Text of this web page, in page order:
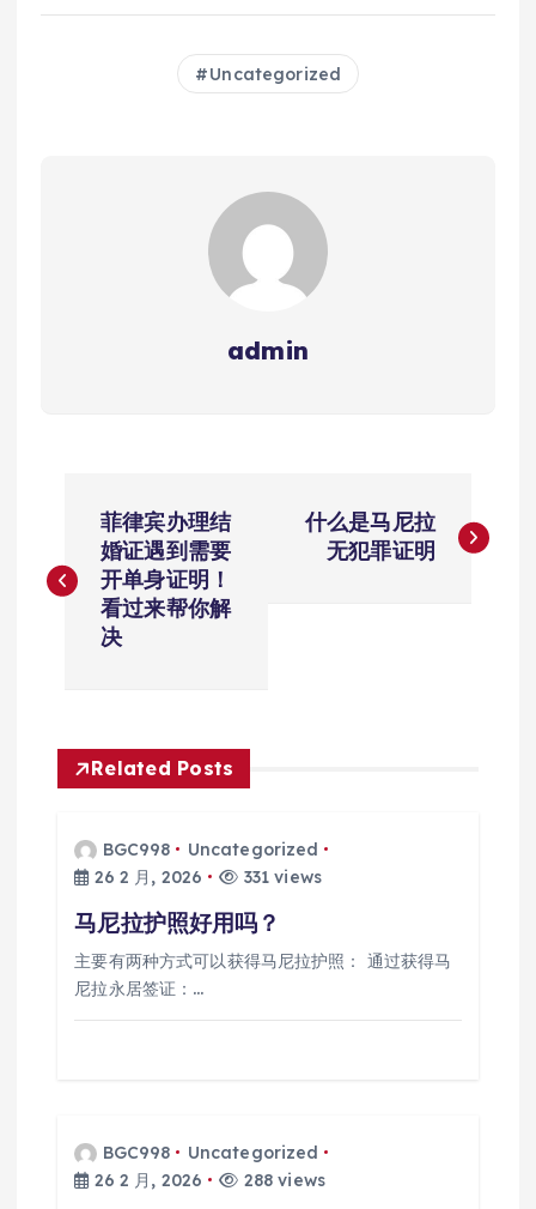
Uncategorized
admin
章
菲律宾办理结
婚证遇到需要
开单身证明！
看过来帮你解
决
什么是马尼拉
无犯罪证明
Related Posts
BGC998
Uncategorized
26 2 月, 2026
331 views
马尼拉护照好用吗？
主要有两种方式可以获得马尼拉护照： 通过获得马
尼拉永居签证：…
BGC998
Uncategorized
26 2 月, 2026
288 views